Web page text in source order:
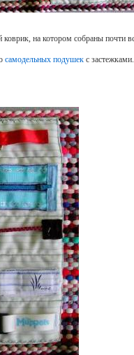
на котором собраны почти
самодельных подушек с застежками.